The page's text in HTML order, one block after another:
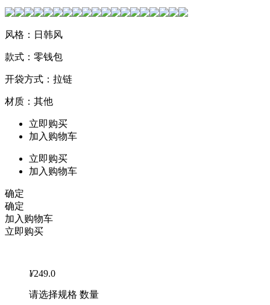
风格：日韩风
款式：零钱包
开袋方式：拉链
材质：其他
立即购买
加入购物车
立即购买
加入购物车
确定
确定
加入购物车
立即购买
¥249.0
请选择规格 数量